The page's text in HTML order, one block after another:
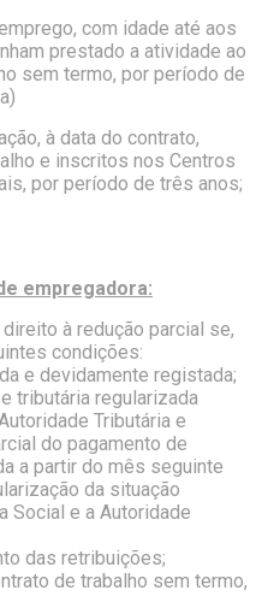
com idade até aos
prestado a atividade ao
sem termo, por período de
à data do contrato,
e inscritos nos Centros
por período de três anos;
empregadora:
à redução parcial se,
condições:
e devidamente registada;
tributária regularizada
Tributária e
do pagamento de
a partir do mês seguinte
da situação
Social e a Autoridade
das retribuições;
de trabalho sem termo,